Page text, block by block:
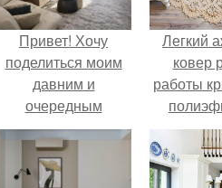
Привет! Хочу
поделиться моим
давним и
очередным
проектом.
Легкий
ковер
работы
шнура